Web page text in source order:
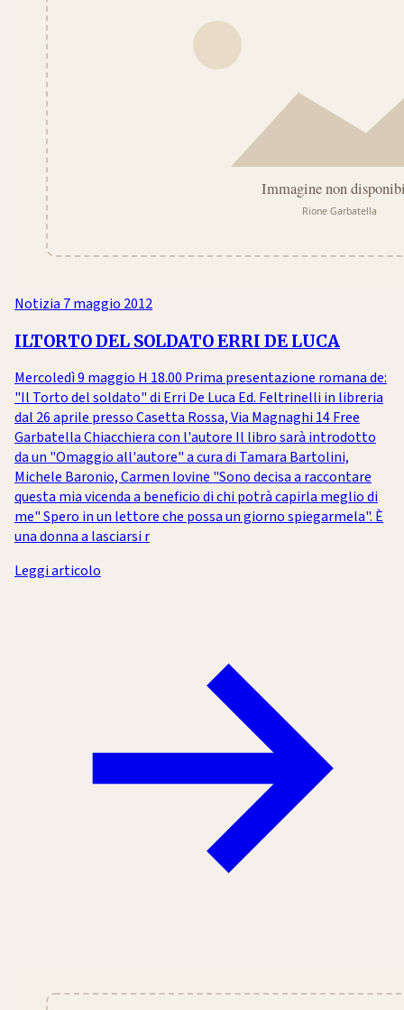
Notizia 7 maggio 2012
ILTORTO DEL SOLDATO ERRI DE LUCA
Mercoledì 9 maggio H 18.00 Prima presentazione romana de:
"Il Torto del soldato" di Erri De Luca Ed. Feltrinelli in libreria
dal 26 aprile presso Casetta Rossa, Via Magnaghi 14 Free
Garbatella Chiacchiera con l'autore Il libro sarà introdotto
da un "Omaggio all'autore" a cura di Tamara Bartolini,
Michele Baronio, Carmen Iovine "Sono decisa a raccontare
questa mia vicenda a beneficio di chi potrà capirla meglio di
me" Spero in un lettore che possa un giorno spiegarmela". È
una donna a lasciarsi r
Leggi articolo